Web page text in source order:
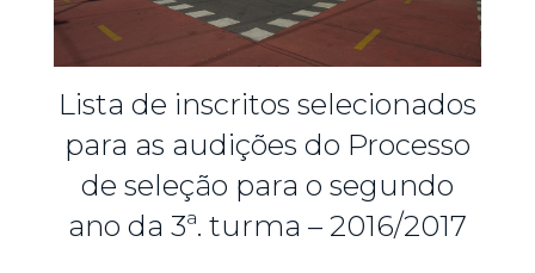
Lista de inscritos selecionados
para as audições do Processo
de seleção para o segundo
ano da 3ª. turma – 2016/2017